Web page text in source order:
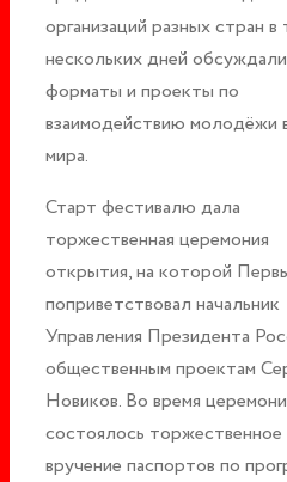
организаций разных стран в
нескольких дней обсуждали
форматы и проекты по
взаимодействию молодёжи
мира.
Старт фестивалю дала
торжественная церемония
открытия, на которой
поприветствовал начальник
Управления Президента
общественным проектам
Новиков. Во время
состоялось торжественное
вручение паспортов по